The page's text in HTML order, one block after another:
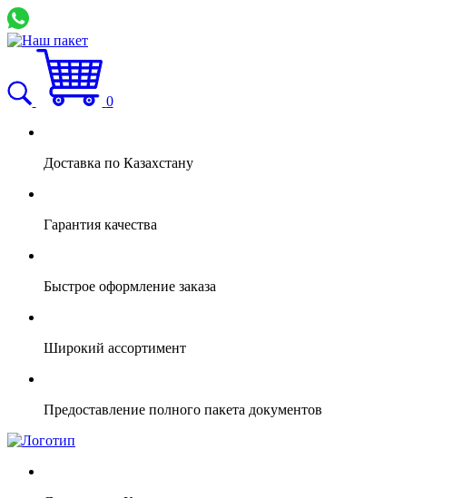
0
Доставка по Казахстану
Гарантия качества
Быстрое оформление заказа
Широкий ассортимент
Предоставление полного пакета документов